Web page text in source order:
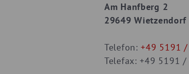
Am Hanfberg 2
29649 Wietzendorf
Telefon:+49 5191
Telefax: +49 5191